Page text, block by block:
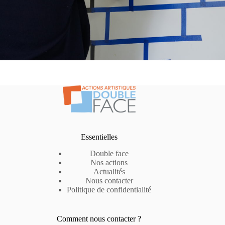
Essentielles
Double face
Nos actions
Actualités
Nous contacter
Politique de confidentialité
Comment nous contacter ?